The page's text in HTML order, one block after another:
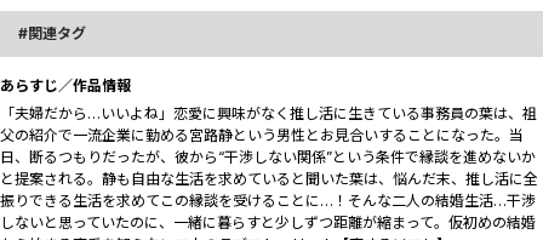
関連タグ
あらすじ／作品情報
「夫婦だから…いいよね」恋愛に興味がなく推し活に生きている事務員の葉は、祖
父の紹介で一流企業に勤める宮路静という男性とお見合いすることになった。当
日、断るつもりだったが、彼から“干渉しない関係”という条件で縁談を進めないか
と提案される――。静も自由な生活を求めていると聞いた葉は、悩んだ末、推し活に全
振りできる生活を求めてこの縁談を受けることに…！そんな二人の結婚生活…干渉
しないと思っていたのに、一緒に暮らすと少しずつ距離が縮まって――。仮初めの結婚